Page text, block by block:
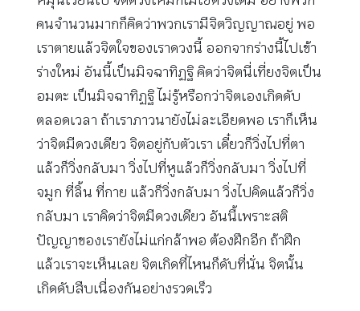
คนจำนวนมากก็คิดว่าพวกเรามีจิตวิญญาณอยู่ พอ
เราตายแล้วจิตใจของเราดวงนี้ ออกจากร่างนี้ไปเข้า
ร่างใหม่ อันนี้เป็นมิจฉาทิฏฐิ คิดว่าจิตนี่เที่ยงจิตเป็น
อมตะ เป็นมิจฉาทิฏฐิ ไม่รู้หรือกว่าจิตเองเกิดดับ
ตลอดเวลา ถ้าเราภาวนายังไม่ละเอียดพอ เราก็เห็น
ว่าจิตมีดวงเดียว จิตอยู่กับตัวเรา เดี๋ยวก็วิ่งไปที่ตา
แล้วก็วิ่งกลับมา วิ่งไปที่หูแล้วก็วิ่งกลับมา วิ่งไปที่
จมูก ที่ลิ้น ที่กาย แล้วก็วิ่งกลับมา วิ่งไปคิดแล้วก็วิ่ง
กลับมา เราคิดว่าจิตมีดวงเดียว อันนี้เพราะสติ
ปัญญาของเรายังไม่แก่กล้าพอ ต้องฝึกอีก ถ้าฝึก
แล้วเราจะเห็นเลย จิตเกิดที่ไหนก็ดับที่นั่น จิตนั้น
เกิดดับสืบเนื่องกันอย่างรวดเร็ว